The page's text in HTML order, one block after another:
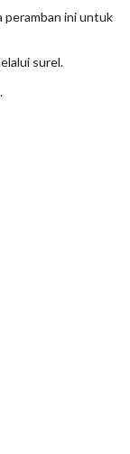
peramban ini untuk
surel.